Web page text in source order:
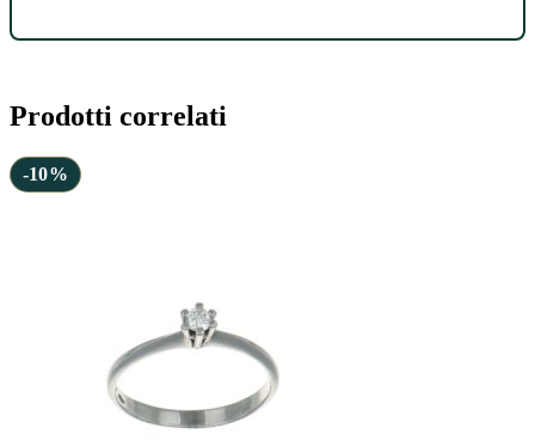
Prodotti correlati
-10%